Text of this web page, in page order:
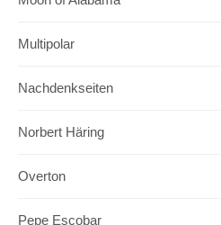
Multipolar
Nachdenkseiten
Norbert Häring
Overton
Pepe Escobar